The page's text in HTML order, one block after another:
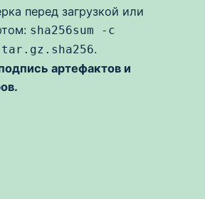
перед загрузкой или
sha256sum -c
.
артефактов и